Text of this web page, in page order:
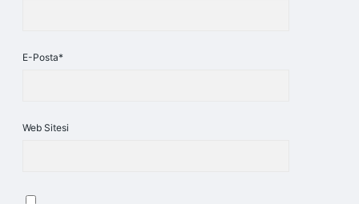
E-Posta*
Web Sitesi